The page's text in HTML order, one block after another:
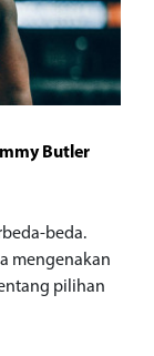
Butler
beda.
mengenakan
pilihan